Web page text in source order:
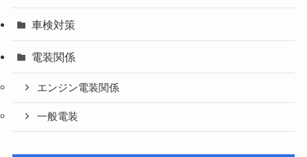
車検対策
電装関係
エンジン電装関係
一般電装